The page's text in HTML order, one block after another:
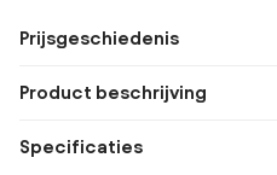
Prijsgeschiedenis
Product beschrijving
Specificaties